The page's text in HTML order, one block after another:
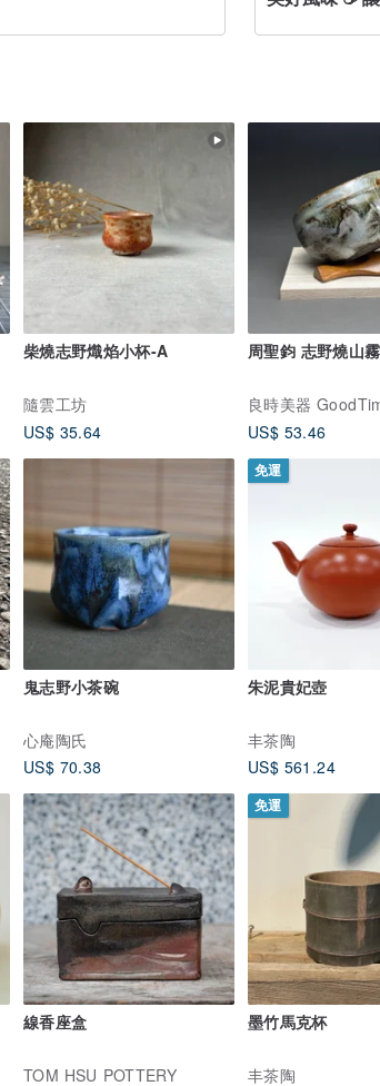
柴燒志野熾焰小杯-A
隨雲工坊
US$ 35.64
周聖鈞 志野燒山
US$ 53.46
鬼志野小茶碗
心庵陶氏
US$ 70.38
免運
朱泥貴妃壺
丰茶陶
US$ 561.24
線香座盒
TOM HSU POTTERY
免運
墨竹馬克杯
丰茶陶